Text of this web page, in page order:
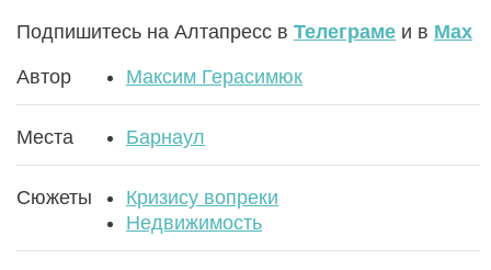
Подпишитесь на Алтапресс в Телеграме и в Max
Автор Максим Герасимюк
Места Барнаул
Сюжеты
Кризису вопреки
Недвижимость